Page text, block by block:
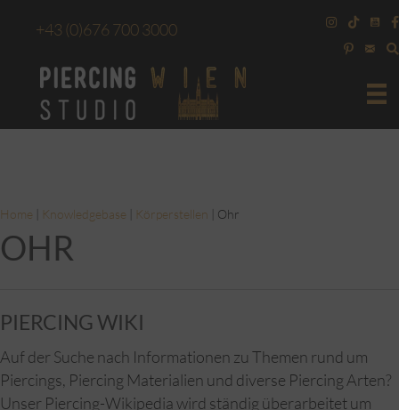
+43 (0)676 700 3000
Home Knowledgebase Körperstellen Ohr
OHR
PIERCING WIKI
Auf der Suche nach Informationen zu Themen rund um
Piercings, Piercing Materialien und diverse Piercing Arten?
Unser Piercing-Wikipedia wird ständig überarbeitet um